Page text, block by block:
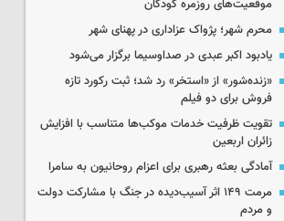
موقعیت‌های روزمره کودکان
محرم شهر؛ پژواک عزاداری در پهنای شهر
یادبود اکبر عبدی در صداوسیما برگزار می‌شود
«زنده‌شور» از «استخر» رد شد؛ ثبت رکورد تازه
فروش برای دو فیلم
تقویت ظرفیت خدمات موکب‌ها متناسب با افزایش
زائران اربعین
آمادگی بعثه رهبری برای اعزام روحانیون به سامرا
مرمت ۱۴۹ اثر آسیب‌دیده در جنگ با مشارکت دولت
و مردم